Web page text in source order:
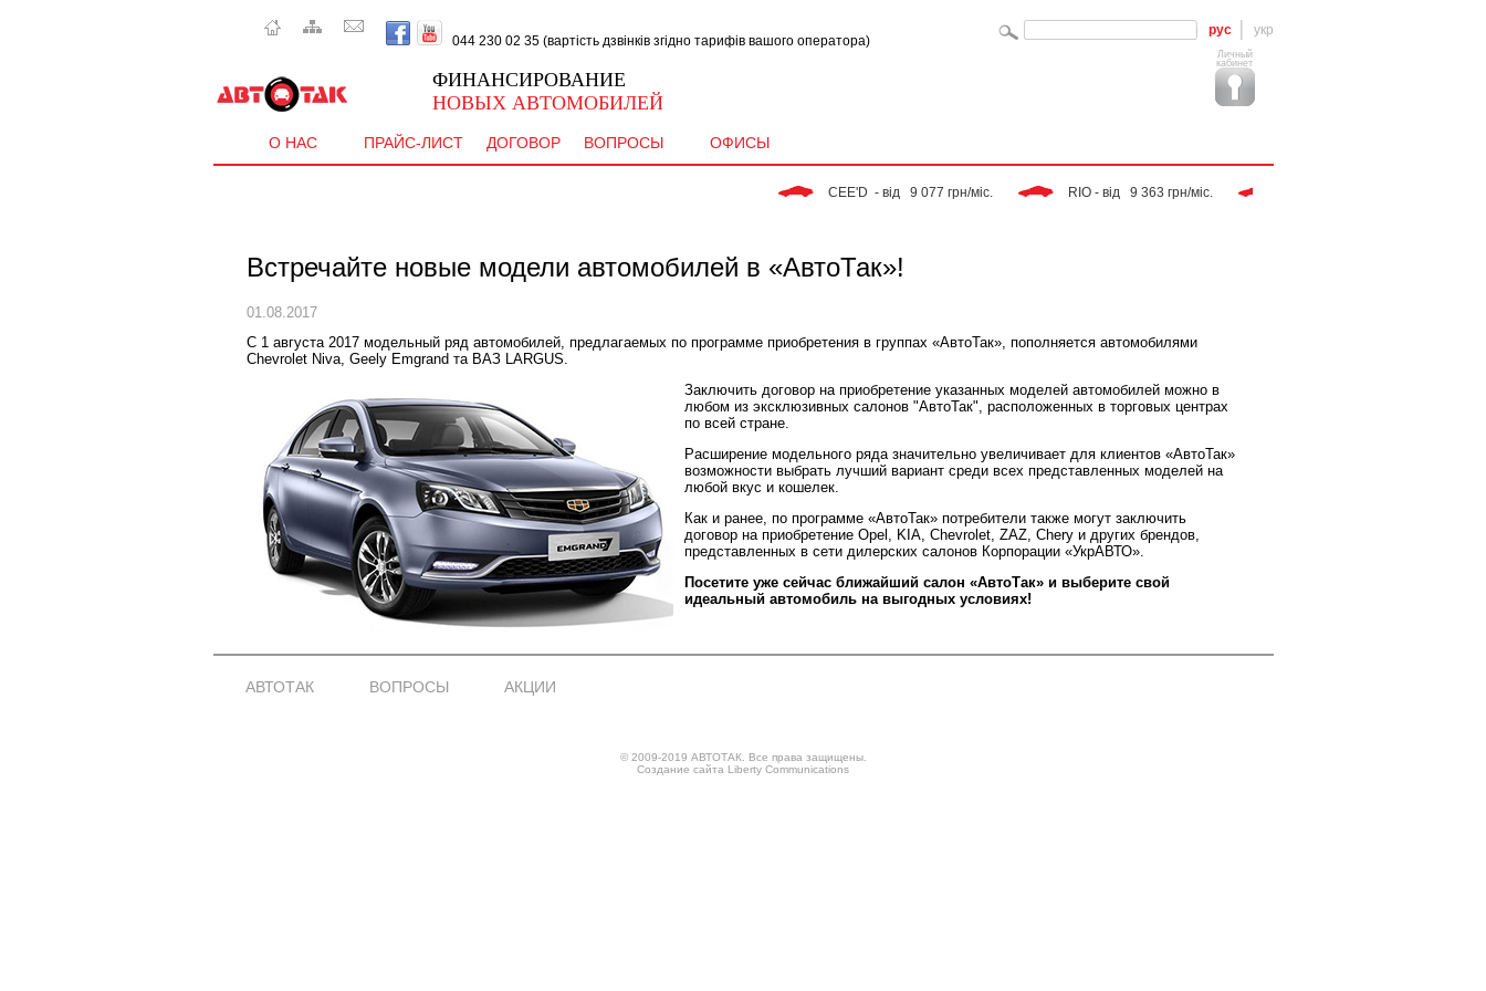
044 230 02 35 (вартість дзвінків згідно тарифів вашого оператора)
рус укр
ФИНАНСИРОВАНИЕ
НОВЫХ АВТОМОБИЛЕЙ
Личный
кабинет
О НАС ПРАЙС-ЛИСТ ДОГОВОР ВОПРОСЫ ОФИСЫ
CEE'D  - від   9 077 грн/міс. RIO - від   9 363 грн/міс.
Встречайте новые модели автомобилей в «АвтоТак»!
01.08.2017
С 1 августа 2017 модельный ряд автомобилей, предлагаемых по программе приобретения в группах «АвтоТак», пополняется автомобилями
Chevrolet Niva, Geely Emgrand та ВАЗ LARGUS.
Заключить договор на приобретение указанных моделей автомобилей можно в
любом из эксклюзивных салонов "АвтоТак", расположенных в торговых центрах
по всей стране.
Расширение модельного ряда значительно увеличивает для клиентов «АвтоТак»
возможности выбрать лучший вариант среди всех представленных моделей на
любой вкус и кошелек.
Как и ранее, по программе «АвтоТак» потребители также могут заключить
договор на приобретение Opel, KIA, Chevrolet, ZAZ, Chery и других брендов,
представленных в сети дилерских салонов Корпорации «УкрАВТО».
Посетите уже сейчас ближайший салон «АвтоТак» и выберите свой
идеальный автомобиль на выгодных условиях!
АВТОТАК ВОПРОСЫ АКЦИИ
© 2009-2019 АВТОТАК. Все права защищены.
Создание сайта Liberty Communications